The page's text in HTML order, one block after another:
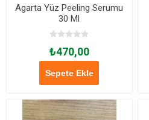
Agarta Yüz Peeling Serumu
30 Ml
₺470,00
Sepete Ekle